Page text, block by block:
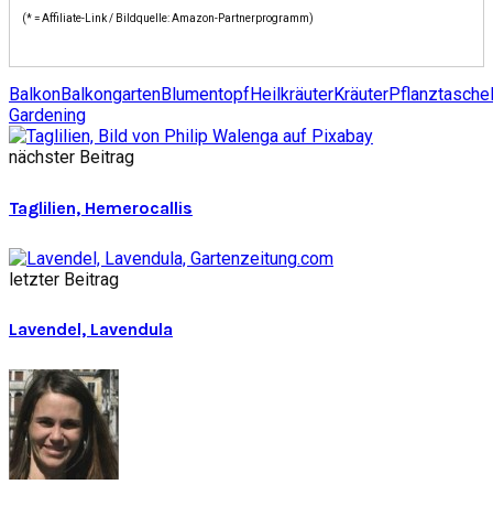
(* = Affiliate-Link / Bildquelle: Amazon-Partnerprogramm)
BalkonBalkongartenBlumentopf HeilkräuterKräuterPflanztasche
Gardening
nächster Beitrag
Taglilien, Hemerocallis
letzter Beitrag
Lavendel, Lavendula